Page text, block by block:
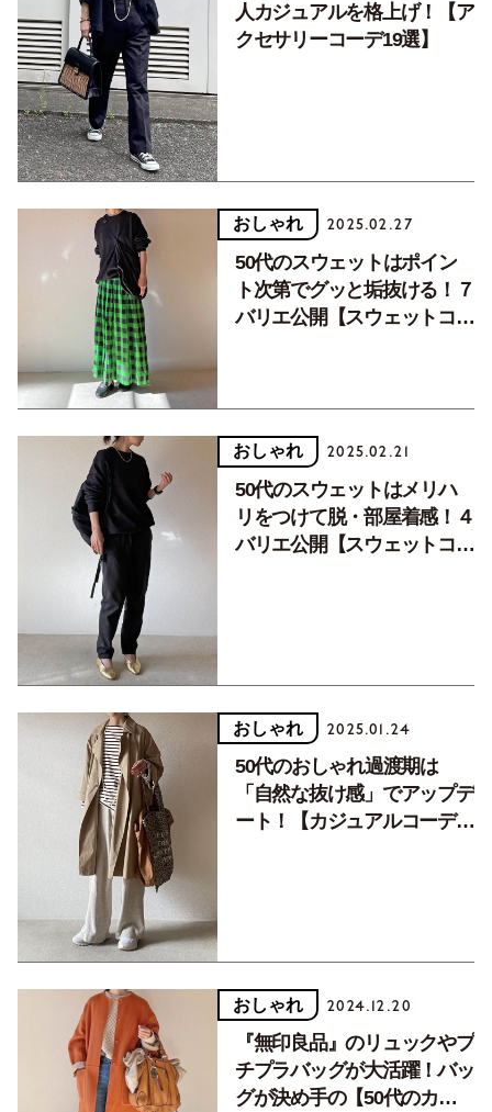
人カジュアルを格上げ！【ア
クセサリーコーデ19選】
おしゃれ 2025.02.27
50代のスウェットはポイン
ト次第でグッと垢抜ける！７
バリエ公開【スウェットコー
おしゃれ 2025.02.21
50代のスウェットはメリハ
リをつけて脱・部屋着感！４
バリエ公開【スウェットコー
おしゃれ 2025.01.24
50代のおしゃれ過渡期は
「自然な抜け感」でアップデ
ート！【カジュアルコーデ７
おしゃれ 2024.12.20
『無印良品』のリュックやプ
チプラバッグが大活躍！バッ
グが決め手の【50代のカジ